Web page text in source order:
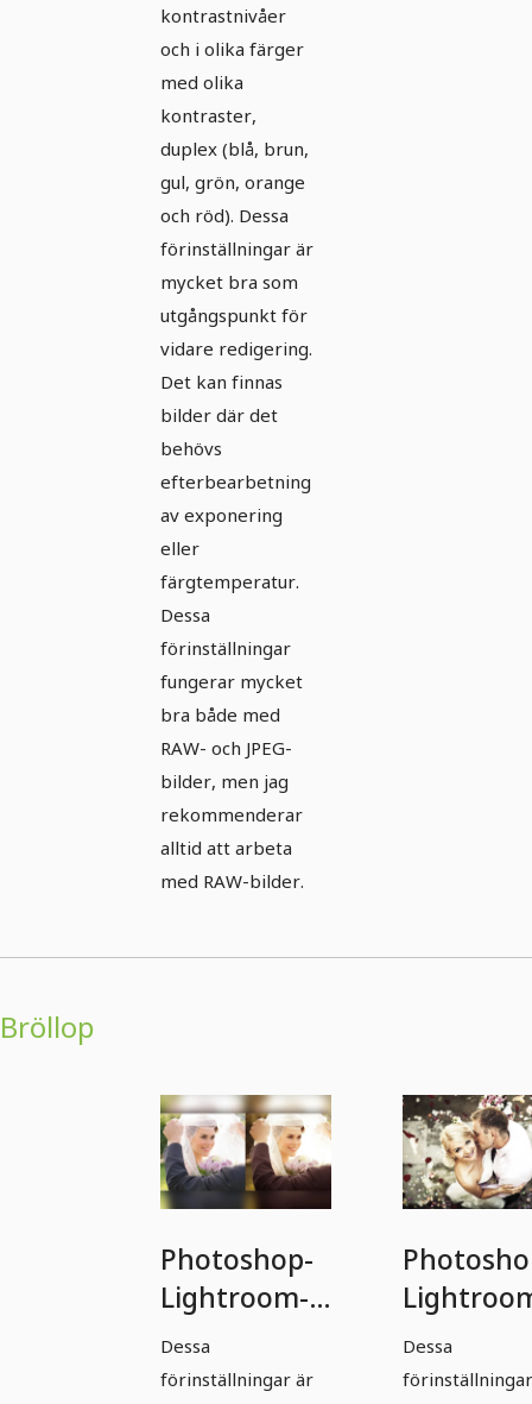
kontrastnivåer
och i olika färger
med olika
kontraster,
duplex (blå, brun,
gul, grön, orange
och röd). Dessa
förinställningar är
mycket bra som
utgångspunkt för
vidare redigering.
Det kan finnas
bilder där det
behövs
efterbearbetning
av exponering
eller
färgtemperatur.
Dessa
förinställningar
fungerar mycket
bra både med
RAW- och JPEG-
bilder, men jag
rekommenderar
alltid att arbeta
med RAW-bilder.
Bröllop
Photoshop-
Lightroom-
Presets -
Wedding -
Dessa
förinställningar är
Presets -
Bröllop -
Dessa